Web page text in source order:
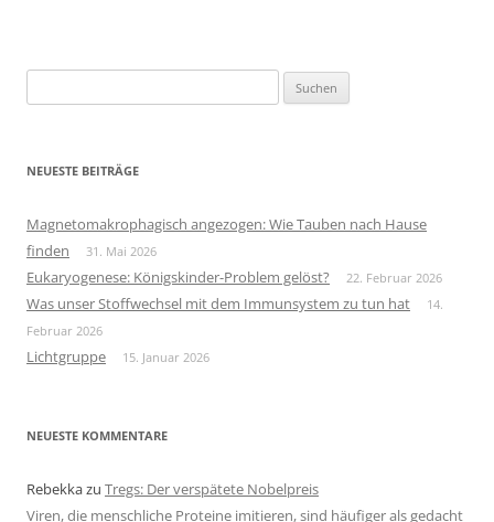
nach:
NEUESTE BEITRÄGE
Magnetomakrophagisch angezogen: Wie Tauben nach Hause
finden
31. Mai 2026
Eukaryogenese: Königskinder-Problem gelöst? 22. Februar 2026
Was unser Stoffwechsel mit dem Immunsystem zu tun hat
14.
Februar 2026
Lichtgruppe 15. Januar 2026
NEUESTE KOMMENTARE
Rebekkazu Tregs: Der verspätete Nobelpreis
Viren, die menschliche Proteine imitieren, sind häufiger als gedacht